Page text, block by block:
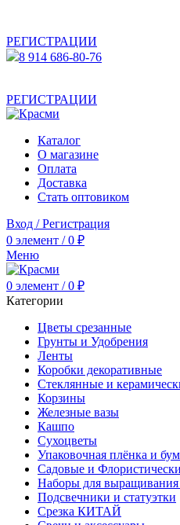
РЕГИСТРАЦИИ
8 914 686-80-76
РЕГИСТРАЦИИ
Каталог
О магазине
Оплата
Доставка
Стать оптовиком
Вход / Регистрация
0 элемент / 0 ₽
Меню
0 элемент / 0 ₽
Категории
Цветы срезанные
Грунты и Удобрения
Ленты
Коробки декоративные
Стеклянные и
Корзины
Железные вазы
Кашпо
Сухоцветы
Упаковочная плёнка и
Садовые и
Наборы для выращивания
Подсвечники и статуэтки
Срезка КИТАЙ